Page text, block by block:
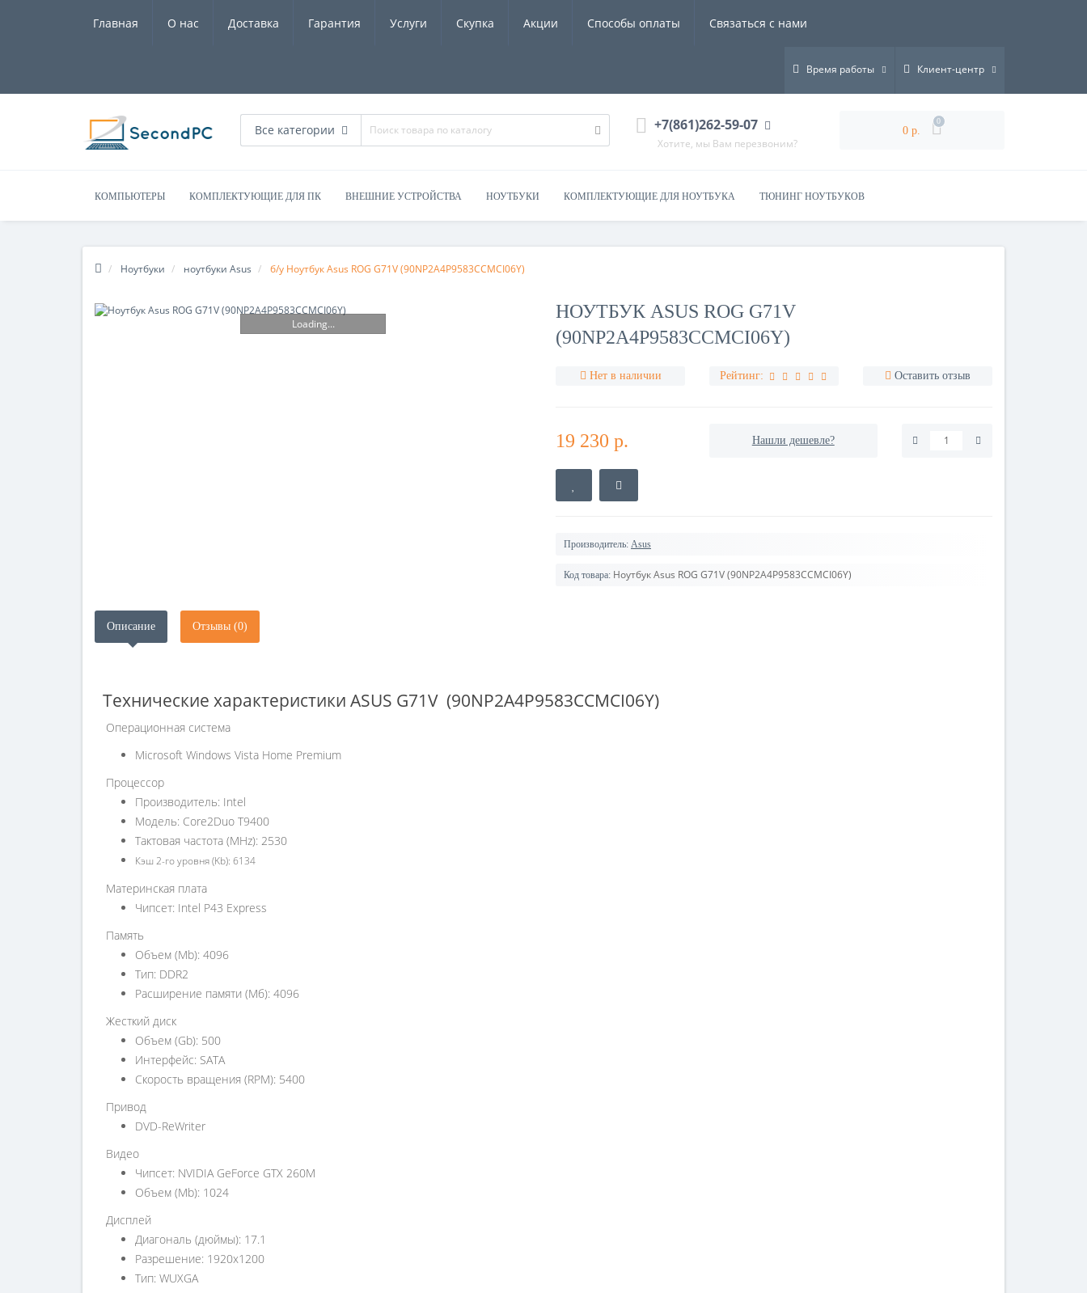
Главная О нас Доставка Гарантия Услуги Скупка Акции Способы оплаты Связаться с нами
Время работы Клиент-центр
Все категории +7(861)262-59-07
Хотите, мы Вам перезвоним?
0 р.
0
КОМПЬЮТЕРЫ КОМПЛЕКТУЮЩИЕ ДЛЯ ПК ВНЕШНИЕ УСТРОЙСТВА НОУТБУКИ КОМПЛЕКТУЮЩИЕ ДЛЯ НОУТБУКА ТЮНИНГ НОУТБУКОВ
Ноутбуки ноутбуки Asus б/у Ноутбук Asus ROG G71V (90NP2A4P9583CCMCI06Y)
Loading...
НОУТБУК ASUS ROG G71V
(90NP2A4P9583CCMCI06Y)
Нет в наличии Рейтинг: Оставить отзыв
19 230 р. Нашли дешевле?
Производитель: Asus
Код товара: Ноутбук Asus ROG G71V (90NP2A4P9583CCMCI06Y)
Описание Отзывы (0)
Технические характеристики ASUS G71V (90NP2A4P9583CCMCI06Y)
Операционная система
Microsoft Windows Vista Home Premium
Процессор
Производитель: Intel
Модель: Core2Duo T9400
Тактовая частота (MHz): 2530
Кэш 2-го уровня (Kb): 6134
Материнская плата
Чипсет: Intel P43 Express
Память
Объем (Mb): 4096
Тип: DDR2
Расширение памяти (Мб): 4096
Жесткий диск
Объем (Gb): 500
Интерфейс: SATA
Скорость вращения (RPM): 5400
Привод
DVD-ReWriter
Видео
Чипсет: NVIDIA GeForce GTX 260M
Объем (Mb): 1024
Дисплей
Диагональ (дюймы): 17.1
Разрешение: 1920x1200
Тип: WUXGA